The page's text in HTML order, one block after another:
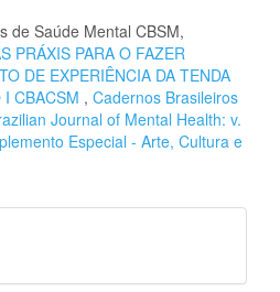
de Saúde Mental CBSM,
PRÁXIS PARA O FAZER
DE EXPERIÊNCIA DA TENDA
I CBACSM , Cadernos Brasileiros
Journal of Mental Health: v.
Especial - Arte, Cultura e